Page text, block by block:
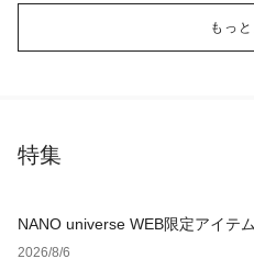
もっ
特集
NANO universe WEB限定アイテ
2026/8/6